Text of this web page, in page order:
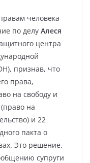
человека
по делу Алеся
центра
признав, что
права,
на свободу и
на
и 22
пакта о
Это решение,
супруги